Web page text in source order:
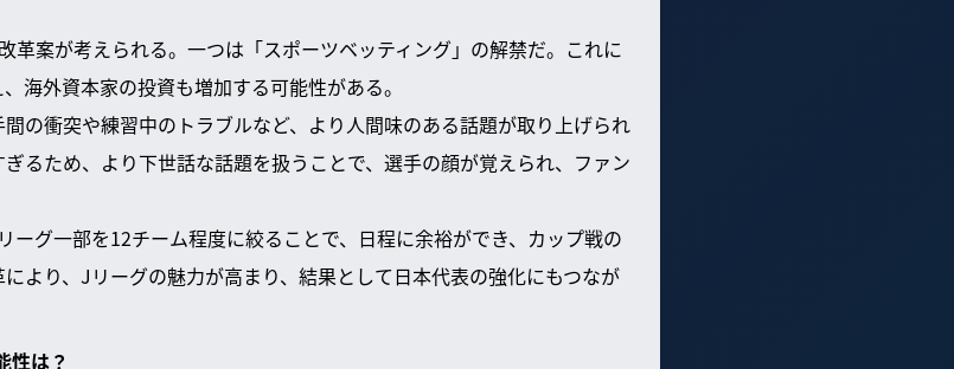
革案が考えられる。一つは「スポーツベッティング」の解禁だ。これに
海外資本家の投資も増加する可能性がある。
の衝突や練習中のトラブルなど、より人間味のある話題が取り上げられ
るため、より下世話な話題を扱うことで、選手の顔が覚えられ、ファン
ーグ一部を12チーム程度に絞ることで、日程に余裕ができ、カップ戦の
より、Jリーグの魅力が高まり、結果として日本代表の強化にもつなが
性は？